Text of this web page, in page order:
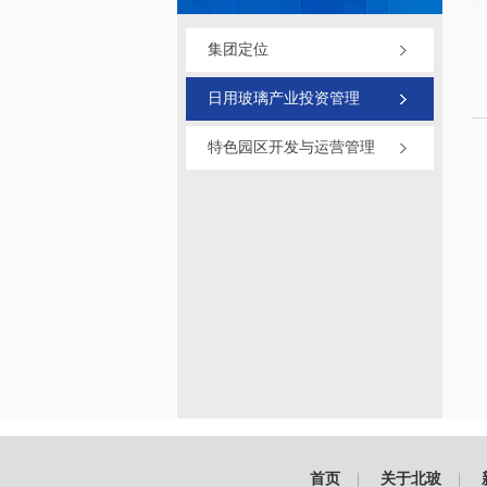
集团定位
日用玻璃产业投资管理
特色园区开发与运营管理
首页 关于北玻